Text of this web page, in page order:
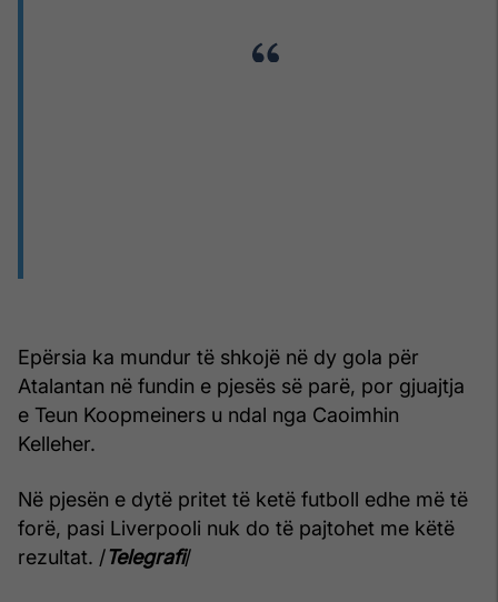
Epërsia ka mundur të shkojë në dy gola për
Atalantan në fundin e pjesës së parë, por gjuajtja
e Teun Koopmeiners u ndal nga Caoimhin
Kelleher.
Në pjesën e dytë pritet të ketë futboll edhe më të
forë, pasi Liverpooli nuk do të pajtohet me këtë
rezultat. /Telegrafi/